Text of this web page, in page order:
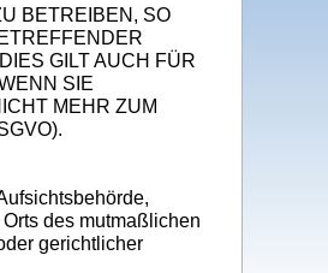
BETREIBEN, SO
GILT AUCH FÜR
SIE
MEHR ZUM
des mutmaßlichen
gerichtlicher